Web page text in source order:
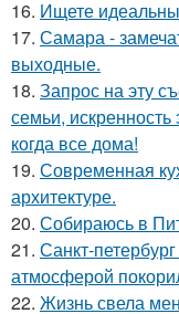
16. Ищете
17. Самара -
выходные.
18. Запрос на эту
семьи,
когда все дома!
19. Современная
архитектуре.
20. Собираюсь в
21. Санкт-
атмосферой
22. Жизнь свела